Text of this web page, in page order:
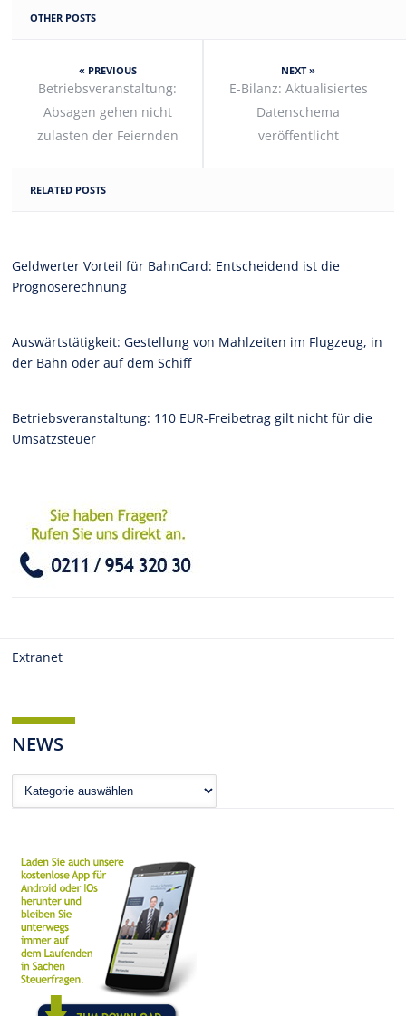
OTHER POSTS
« PREVIOUS
Betriebsveranstaltung:
Absagen gehen nicht
zulasten der Feiernden
NEXT »
E-Bilanz: Aktualisiertes
Datenschema
veröffentlicht
RELATED POSTS
Geldwerter Vorteil für BahnCard: Entscheidend ist die
Prognoserechnung
Auswärtstätigkeit: Gestellung von Mahlzeiten im Flugzeug, in
der Bahn oder auf dem Schiff
Betriebsveranstaltung: 110 EUR-Freibetrag gilt nicht für die
Umsatzsteuer
Extranet
NEWS
News